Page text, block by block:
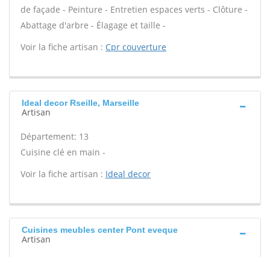
de façade - Peinture - Entretien espaces verts - Clôture -
Abattage d'arbre - Élagage et taille -
Voir la fiche artisan : Cpr couverture
Ideal decor Rseille, Marseille
Artisan
Département: 13
Cuisine clé en main -
Voir la fiche artisan : Ideal decor
Cuisines meubles center Pont eveque
Artisan